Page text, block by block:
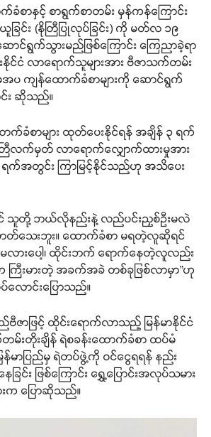
ခံစာနှင့် စာရွက်စာတမ်း မှန်ကန်ကြောင်း
း (နိုတြီပြုလုပ်ခြင်း) ကို မတ်လ ၁၉
င်ရွက်သွားမည်ဖြစ်ကြောင်း ကြေညာခဲ့ရာ
င်ငံ လာရောက်သူများအား ဗီဇာသက်တမ်း
ပ ကျန်ထောက်ခံစာများကို ဆောင်ရွက်
း ဆိုသည်။
ခံစာများ ထုတ်ပေးနိုင်ရန် အချိန် ၃ ရက်
နိုတြီလက်မှတ် လာရောက်လျှောက်ထားမှုအား
ရက်အတွင်း ကြာမြင့်နိုင်သည်ဟု အသိပေး
င် သူတို့ ဘယ်လိုနည်းနဲ့ လည်ပင်းညှစ်ဦးမလဲ
တ်သေးဘူး။ ထောက်ခံစာ မရတဲ့လူဆိုရင်
င်းမလားပေါ့၊ ထိုင်းဘက် ရောက်နေတဲ့လူလည်း
ကြီးမားတဲ့ အခက်အခဲ တစ်ခုဖြစ်လာမှာ”ဟု
လောင်းပြောသည်။
ာဖြင့် ထိုင်းရောက်လာသည့် မြန်မာနိုင်ငံ
တမ်းတိုးချိန် ရဲစခန်းထောက်ခံစာ ထပ်မံ
န်မာပြည်မှ ရဲတပ်ဖွဲ့ကို ဝင်ငွေရရန် နည်း
ခြင်း ဖြစ်ကြောင်း ရွှေ့ပြောင်းအလုပ်သမား
က ပြောဆိုသည်။